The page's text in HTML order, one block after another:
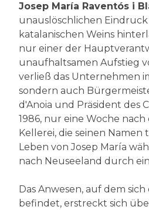
Josep María Raventós i
unauslöschlichen
katalanischen Weins
nur einer der
unaufhaltsamen Aufstieg
verließ das Unternehmen
sondern auch
d'Anoia und Präsident des
1986, nur eine Woche
Kellerei, die seinen Namen
Leben von Josep María
nach Neuseeland durch
Das Anwesen, auf dem
befindet, erstreckt sich